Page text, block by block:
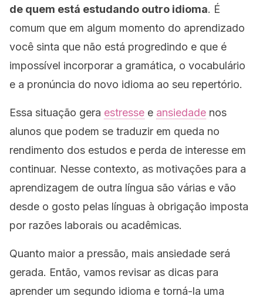
de quem está estudando outro idioma. É
comum que em algum momento do aprendizado
você sinta que não está progredindo e que é
impossível incorporar a gramática, o vocabulário
e a pronúncia do novo idioma ao seu repertório.
Essa situação gera estresse e ansiedade nos
alunos que podem se traduzir em queda no
rendimento dos estudos e perda de interesse em
continuar. Nesse contexto, as motivações para a
aprendizagem de outra língua são várias e vão
desde o gosto pelas línguas à obrigação imposta
por razões laborais ou acadêmicas.
Quanto maior a pressão, mais ansiedade será
gerada. Então, vamos revisar as dicas para
aprender um segundo idioma e torná-la uma